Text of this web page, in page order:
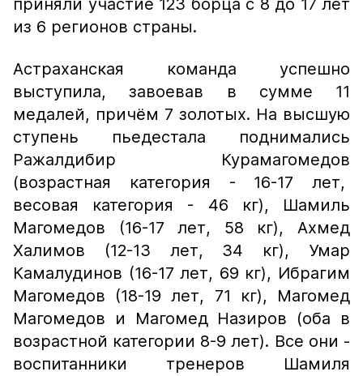
приняли участие 123 борца с 8 до 17 лет
из 6 регионов страны.
Астраханская команда успешно
выступила, завоевав в сумме 11
медалей, причём 7 золотых. На высшую
ступень пьедестала поднимались
Ражалдибир Курамагомедов
(возрастная категория - 16-17 лет,
весовая категория - 46 кг), Шамиль
Магомедов (16-17 лет, 58 кг), Ахмед
Халимов (12-13 лет, 34 кг), Умар
Камалудинов (16-17 лет, 69 кг), Ибрагим
Магомедов (18-19 лет, 71 кг), Магомед
Магомедов и Магомед Назиров (оба в
возрастной категории 8-9 лет). Все они -
воспитанники тренеров Шамиля